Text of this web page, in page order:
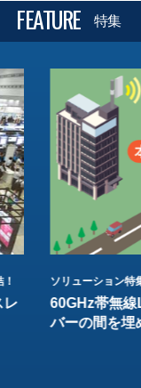
FEATURE 特集
レ
ソリューション特
60GHz帯無
バーの間を埋